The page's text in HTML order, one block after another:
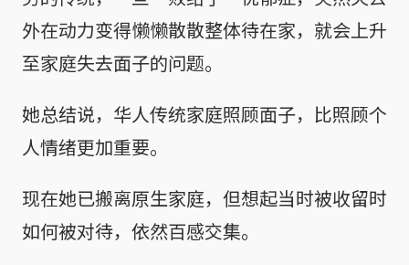
外在动力变得懒懒散散整体待在家，就会上升
至家庭失去面子的问题。
她总结说，华人传统家庭照顾面子，比照顾个
人情绪更加重要。
现在她已搬离原生家庭，但想起当时被收留时
如何被对待，依然百感交集。